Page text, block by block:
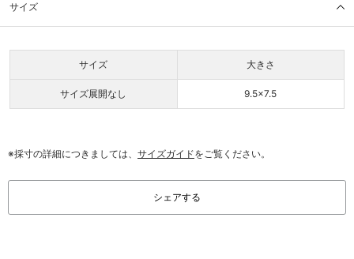
サイズ
サイズ 大きさ
サイズ展開なし 9.5×7.5
※採寸の詳細につきましては、 サイズガイドをご覧ください。
シェアする